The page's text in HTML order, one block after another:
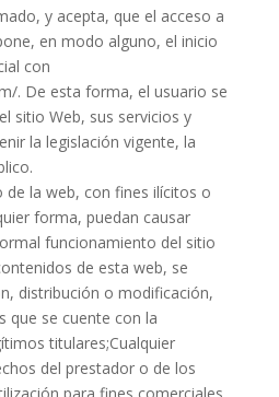
y acepta, que el acceso a
en modo alguno, el inicio
con
. De esta forma, el usuario se
sitio Web, sus servicios y
la legislación vigente, la
de la web, con fines ilícitos o
forma, puedan causar
funcionamiento del sitio
de esta web, se
distribución o modificación,
que se cuente con la
titulares;Cualquier
del prestador o de los